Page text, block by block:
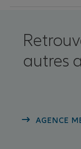
autres
AGENCE